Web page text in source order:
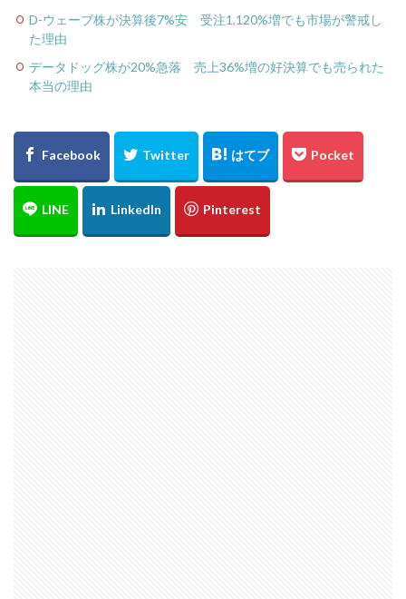
D-ウェーブ株が決算後7%安 受注1,120%増でも市場が警戒し
た理由
データドッグ株が20%急落 売上36%増の好決算でも売られた
本当の理由